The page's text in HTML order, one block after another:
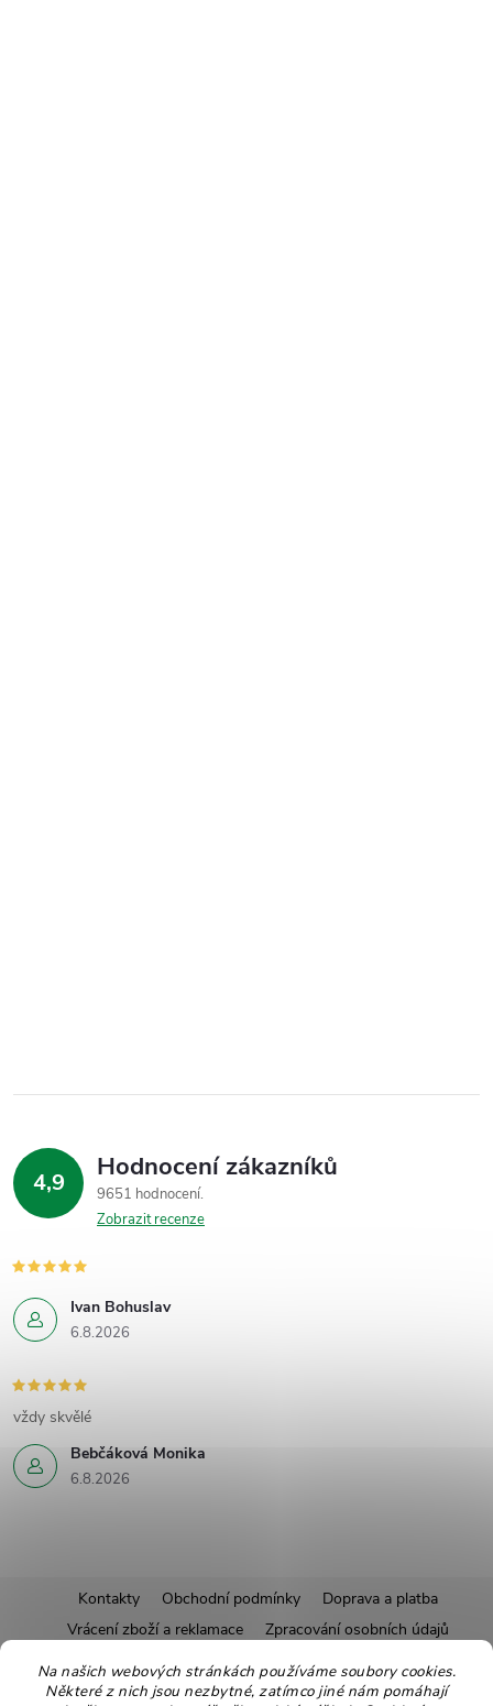
Na našich webových stránkách používáme soubory cookies.
Některé z nich jsou nezbytné, zatímco jiné nám pomáhají
4,9 Hodnocení zákazníků
9651 hodnocení
Zobrazit recenze
Ivan Bohuslav
6.8.2026
Bebčáková Monika
6.8.2026
vždy skvělé
á
Kontakty Obchodní podmínky
Doprava a platba
Vrácení zboží a reklamace
Zpracování osobních údajů
Pravidla soutěží
Affiliate program
Recepty
Pro nové dodavatele
Ekologické balení Moje objednávka